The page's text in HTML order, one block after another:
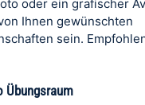
oder ein grafischer
Ihnen gewünschten
sein.
Übungsraum